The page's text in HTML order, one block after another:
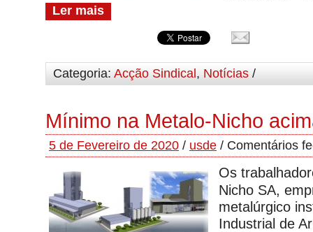
Ler mais
Categoria: Acção Sindical , Notícias /
Mínimo na Metalo-Nicho
5 de Fevereiro de 2020 / usde / Comentários
Os
Nicho SA,
metalúrgico
Industrial de